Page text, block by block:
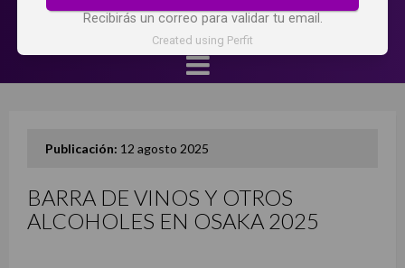
Publicación: 12 agosto 2025
BARRA DE VINOS Y OTROS
ALCOHOLES EN OSAKA 2025
Recibirás un correo para validar tu email.
Created using Perfit